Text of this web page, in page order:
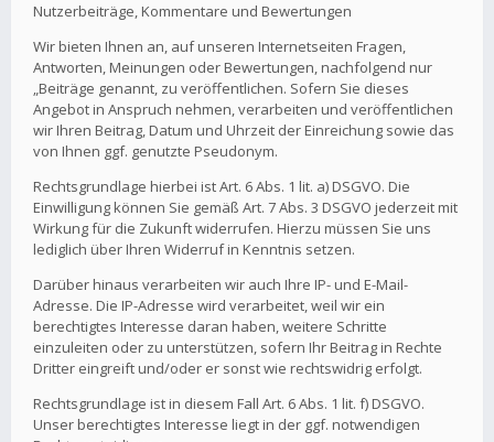
Nutzerbeiträge, Kommentare und Bewertungen
Wir bieten Ihnen an, auf unseren Internetseiten Fragen,
Antworten, Meinungen oder Bewertungen, nachfolgend nur
„Beiträge genannt, zu veröffentlichen. Sofern Sie dieses
Angebot in Anspruch nehmen, verarbeiten und veröffentlichen
wir Ihren Beitrag, Datum und Uhrzeit der Einreichung sowie das
von Ihnen ggf. genutzte Pseudonym.
Rechtsgrundlage hierbei ist Art. 6 Abs. 1 lit. a) DSGVO. Die
Einwilligung können Sie gemäß Art. 7 Abs. 3 DSGVO jederzeit mit
Wirkung für die Zukunft widerrufen. Hierzu müssen Sie uns
lediglich über Ihren Widerruf in Kenntnis setzen.
Darüber hinaus verarbeiten wir auch Ihre IP- und E-Mail-
Adresse. Die IP-Adresse wird verarbeitet, weil wir ein
berechtigtes Interesse daran haben, weitere Schritte
einzuleiten oder zu unterstützen, sofern Ihr Beitrag in Rechte
Dritter eingreift und/oder er sonst wie rechtswidrig erfolgt.
Rechtsgrundlage ist in diesem Fall Art. 6 Abs. 1 lit. f) DSGVO.
Unser berechtigtes Interesse liegt in der ggf. notwendigen